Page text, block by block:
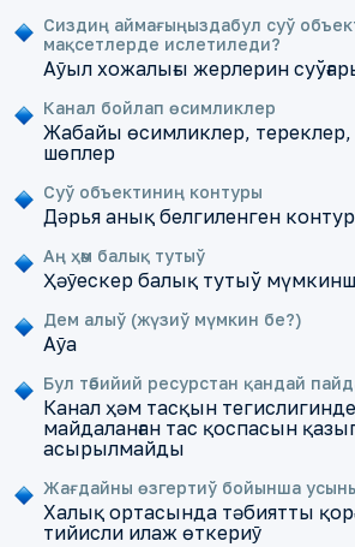
Сиздиң аймағыңыздабул суў
мақсетлерде ислетиледи?
Аȳыл хожалығы жерлерин
Канал бойлап өсимликлер
Жабайы өсимликлер, тереклер,
шөплер
Суў объектиниң контуры
Дǝрья анық белгиленген
Аң ҳәм балық тутыў
Ҳәȳескер балық тутыў
Дем алыў (жүзиў мүмкин бе?)
Аȳа
Бул тәбийий ресурстан қандай
Канал ҳәм тасқын
майдаланған тас қоспасын
асырылмайды
Жағдайны өзгертиў бойынша
Халық ортасында тәбиятты
тийисли илаж өткериȳ